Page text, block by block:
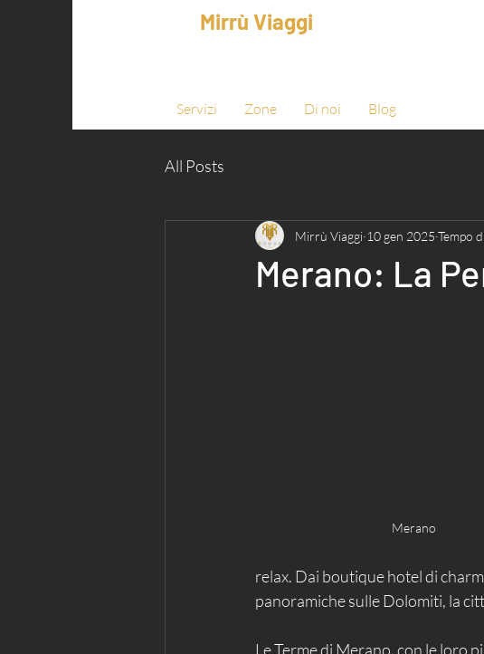
Mirrù Viaggi
Servizi Zone Di noi Blog
All Posts
Merano: La
Mirrù Viaggi 10 gen 2025 Tempo
Merano
relax. Dai boutique hotel di
panoramiche sulle Dolomiti, la
Le Terme di Merano, con le loro